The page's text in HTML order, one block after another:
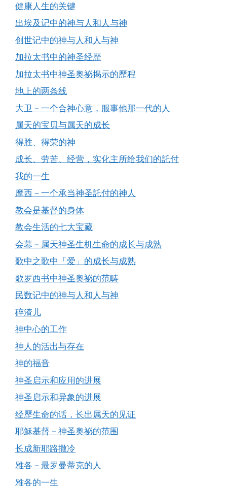
健康人生的关键
出埃及记中的神与人和人与神
创世记中的神与人和人与神
加拉太书中的神圣经歷
加拉太书中神圣奥祕揭示的歷程
地上的两条线
大卫－一个合神心意，服事他那一代的人
属天的宝贝与属天的成长
得胜、得荣的神
成长、劳苦、经营，实化主所给我们的託付
我的一生
摩西－一个承当神圣託付的神人
教会是基督的身体
教会生活的七大宝藏
会幕－属天神圣生机生命的成长与成熟
歌中之歌中「爱」的成长与成熟
歌罗西书中神圣奥祕的范畴
民数记中的神与人和人与神
碎渣儿
神中心的工作
神人的活出与存在
神的福音
神圣启示和应用的进展
神圣启示和异象的进展
经歷生命的话，长出属天的见证
耶穌基督－神圣奥祕的范围
长成新耶路撒冷
雅各－最罗曼蒂克的人
雅各的一生